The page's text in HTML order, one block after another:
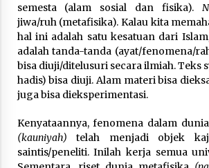
semesta (alam sosial dan fisika).
jiwa/ruh (metafisika). Kalau kita
hal ini adalah satu kesatuan dari
adalah tanda-tanda (ayat/fenomena/
bisa diuji/ditelusuri secara ilmiah. Teks
hadis) bisa diuji. Alam materi bisa
juga bisa dieksperimentasi.
Kenyataannya, fenomena dalam
(kauniyah) telah menjadi objek
saintis/peneliti. Inilah kerja semua